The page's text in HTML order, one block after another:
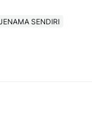
SENDIRI